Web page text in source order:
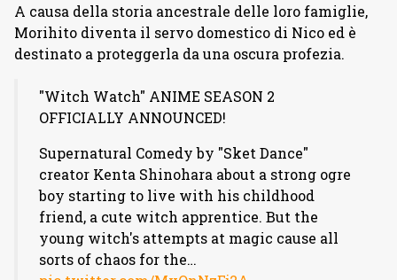
A causa della storia ancestrale delle loro famiglie,
Morihito diventa il servo domestico di Nico ed è
destinato a proteggerla da una oscura profezia.
"Witch Watch" ANIME SEASON 2
OFFICIALLY ANNOUNCED!
Supernatural Comedy by "Sket Dance"
creator Kenta Shinohara about a strong ogre
boy starting to live with his childhood
friend, a cute witch apprentice. But the
young witch's attempts at magic cause all
sorts of chaos for the…